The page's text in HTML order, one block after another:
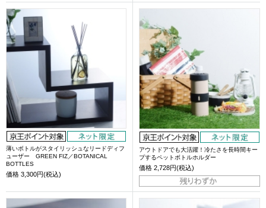
薄いボトルがスタイリッシュなリードディフ
ューザー GREEN FIZ／BOTANICAL
BOTTLES
価格 3,300円(税込)
アウトドアでも大活躍！冷たさを長時間キー
プするペットボトルホルダー
価格 2,728円(税込)